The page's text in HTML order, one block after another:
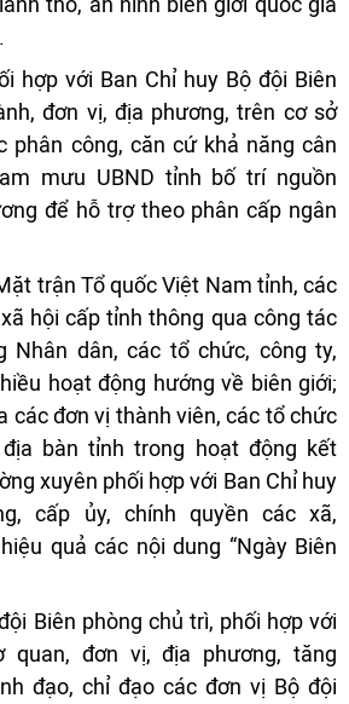
hợp với Ban Chỉ huy Bộ đội Biên
đơn vị, địa phương, trên cơ sở
phân công, căn cứ khả năng cân
mưu UBND tỉnh bố trí nguồn
để hỗ trợ theo phân cấp ngân
trận Tổ quốc Việt Nam tỉnh, các
hội cấp tỉnh thông qua công tác
Nhân dân, các tổ chức, công ty,
hoạt động hướng về biên giới;
các đơn vị thành viên, các tổ chức
bàn tỉnh trong hoạt động kết
xuyên phối hợp với Ban Chỉ huy
cấp ủy, chính quyền các xã,
quả các nội dung “Ngày Biên
Biên phòng chủ trì, phối hợp với
quan, đơn vị, địa phương, tăng
đạo, chỉ đạo các đơn vị Bộ đội